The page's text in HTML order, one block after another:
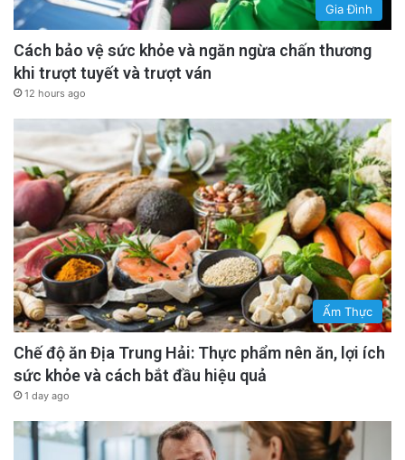
Gia Đình
Cách bảo vệ sức khỏe và ngăn ngừa chấn thương
khi trượt tuyết và trượt ván
12 hours ago
Ẩm Thực
Chế độ ăn Địa Trung Hải: Thực phẩm nên ăn, lợi ích
sức khỏe và cách bắt đầu hiệu quả
1 day ago